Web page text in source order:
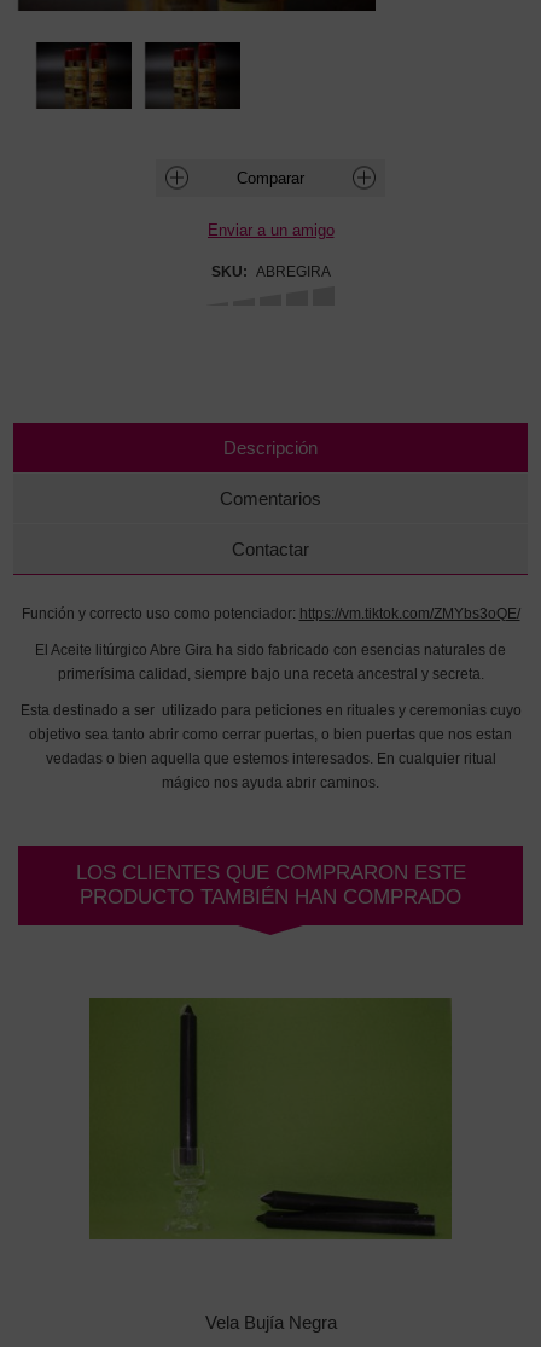
SKU: ABREGIRA
Descripción
Comentarios
Contactar
Función y correcto uso como potenciador: https://vm.tiktok.com/ZMYbs3oQE/
El Aceite litúrgico Abre Gira ha sido fabricado con esencias naturales de
primerísima calidad, siempre bajo una receta ancestral y secreta.
Esta destinado a ser utilizado para peticiones en rituales y ceremonias cuyo
objetivo sea tanto abrir como cerrar puertas, o bien puertas que nos estan
vedadas o bien aquella que estemos interesados. En cualquier ritual
mágico nos ayuda abrir caminos.
LOS CLIENTES QUE COMPRARON ESTE
PRODUCTO TAMBIÉN HAN COMPRADO
Vela Bujía Negra